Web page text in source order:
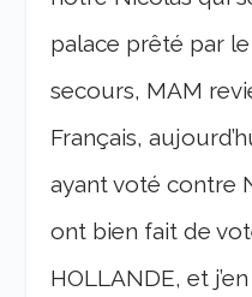
palace prêté par
secours, MAM
Français,
ayant voté contre
ont bien fait de
HOLLANDE, et